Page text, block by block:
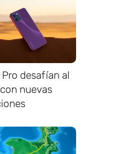
Pro desafían al
nuevas